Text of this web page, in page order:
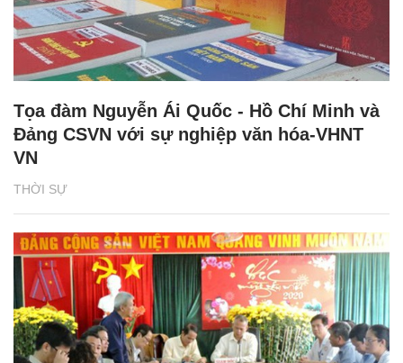
THỜI SỰ
Tọa đàm Nguyễn Ái Quốc - Hồ Chí Minh và
Đảng CSVN với sự nghiệp văn hóa-VHNT
VN